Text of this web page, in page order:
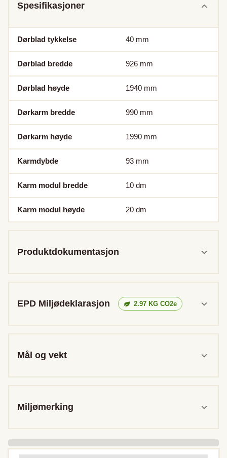
Spesifikasjoner
Dørblad tykkelse 40 mm
Dørblad bredde 926 mm
Dørblad høyde 1940 mm
Dørkarm bredde 990 mm
Dørkarm høyde 1990 mm
Karmdybde 93 mm
Karm modul bredde 10 dm
Karm modul høyde 20 dm
Produktdokumentasjon
EPD Miljødeklarasjon 2.97 KG CO2e
Mål og vekt
Miljømerking